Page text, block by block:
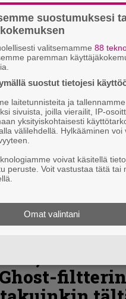
Abba tai
suostumuksesi
valitsemamme 88
paremman
suostut tietojesi
laitetunnisteita ja
sivuista, joilla vierailit, IP-
yksityiskohtaisesti
välilehdellä. Hylkääminen
voivat käsitellä
peruste. Voit vastustaa tätä
Omat valintani